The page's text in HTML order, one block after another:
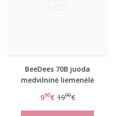
BeeDees 70B juoda
medvilninė liemenėlė
990€ 1990€